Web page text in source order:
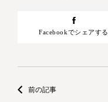
Facebookでシェアする
前の記事